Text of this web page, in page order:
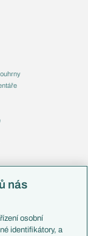
nás
osobní
identifikátory, a